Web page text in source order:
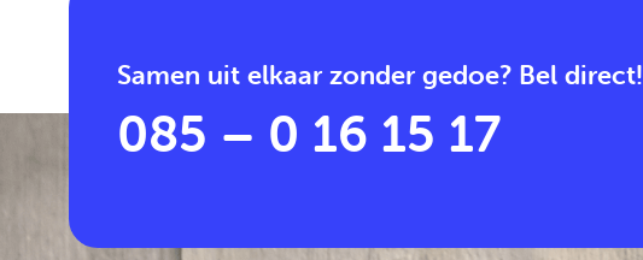
Samen uit elkaar zonder gedoe? Bel direct!
085 – 0 16 15 17